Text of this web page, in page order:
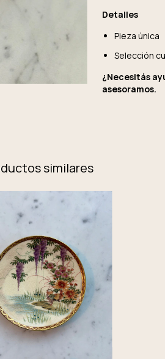
Detalles
Pieza única
Selección
¿Necesitás
asesoramos.
similares